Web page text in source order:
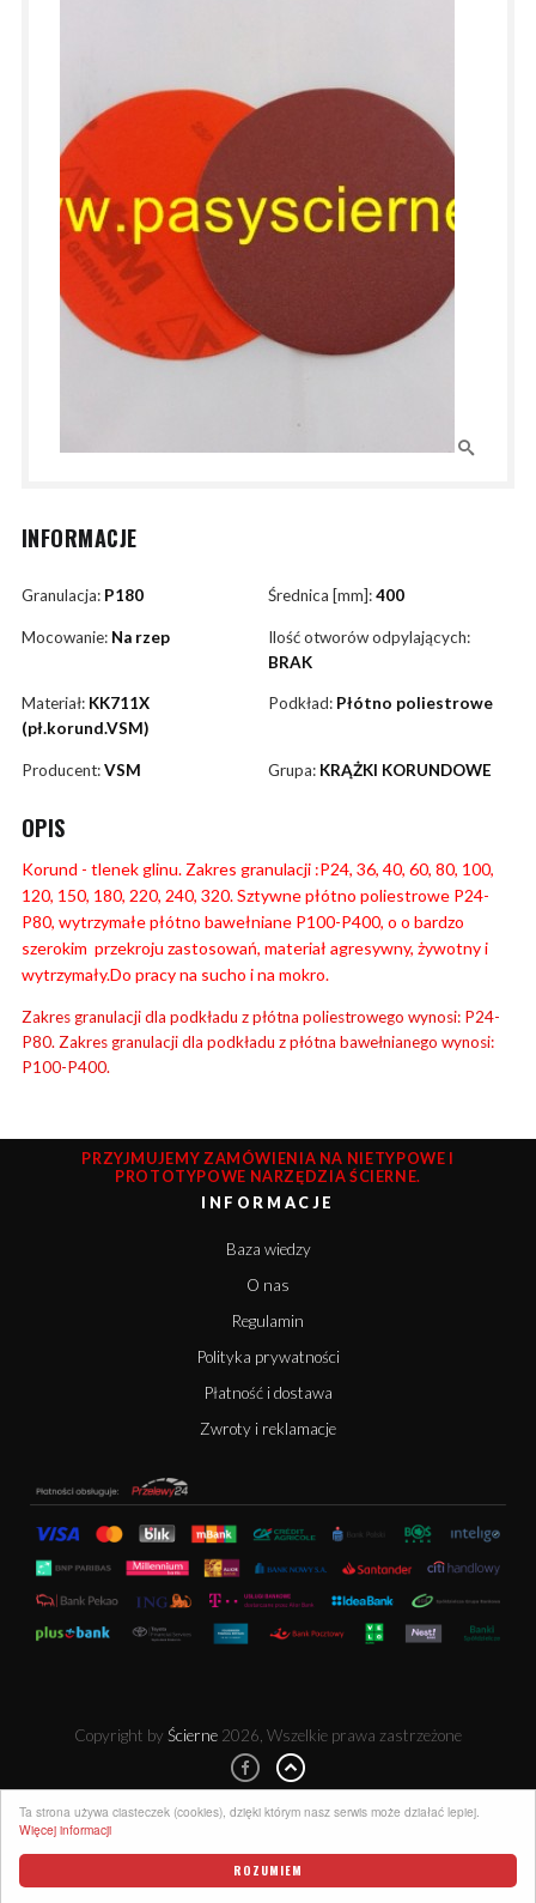
ROZUMIEM
Ta strona używa ciasteczek (cookies), dzięki którym nasz serwis może działać lepiej.
Więcej informacji
INFORMACJE
Granulacja: P180 Średnica [mm]:400
Mocowanie: Na rzep
Ilość otworów odpylających:
BRAK
Materiał: KK711X
(pł.korund.VSM)
Podkład: Płótno poliestrowe
Producent:VSM Grupa: KRĄŻKI KORUNDOWE
OPIS
Korund - tlenek glinu. Zakres granulacji :P24, 36, 40, 60, 80, 100,
120, 150, 180, 220, 240, 320. Sztywne płótno poliestrowe P24-
P80, wytrzymałe płótno bawełniane P100-P400, o o bardzo
szerokim przekroju zastosowań, materiał agresywny, żywotny i
wytrzymały.Do pracy na sucho i na mokro.
Zakres granulacji dla podkładu z płótna poliestrowego wynosi: P24-
P80. Zakres granulacji dla podkładu z płótna bawełnianego wynosi:
P100-P400.
PRZYJMUJEMY ZAMÓWIENIA NA NIETYPOWE I
PROTOTYPOWE NARZĘDZIA ŚCIERNE.
INFORMACJE
Baza wiedzy
O nas
Regulamin
Polityka prywatności
Płatność i dostawa
Zwroty i reklamacje
Copyright by Ścierne 2026, Wszelkie prawa zastrzeżone